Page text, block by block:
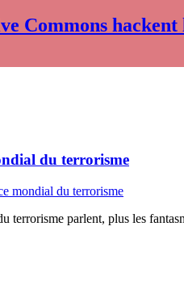
Commons
du terrorisme
terrorisme parlent, plus les